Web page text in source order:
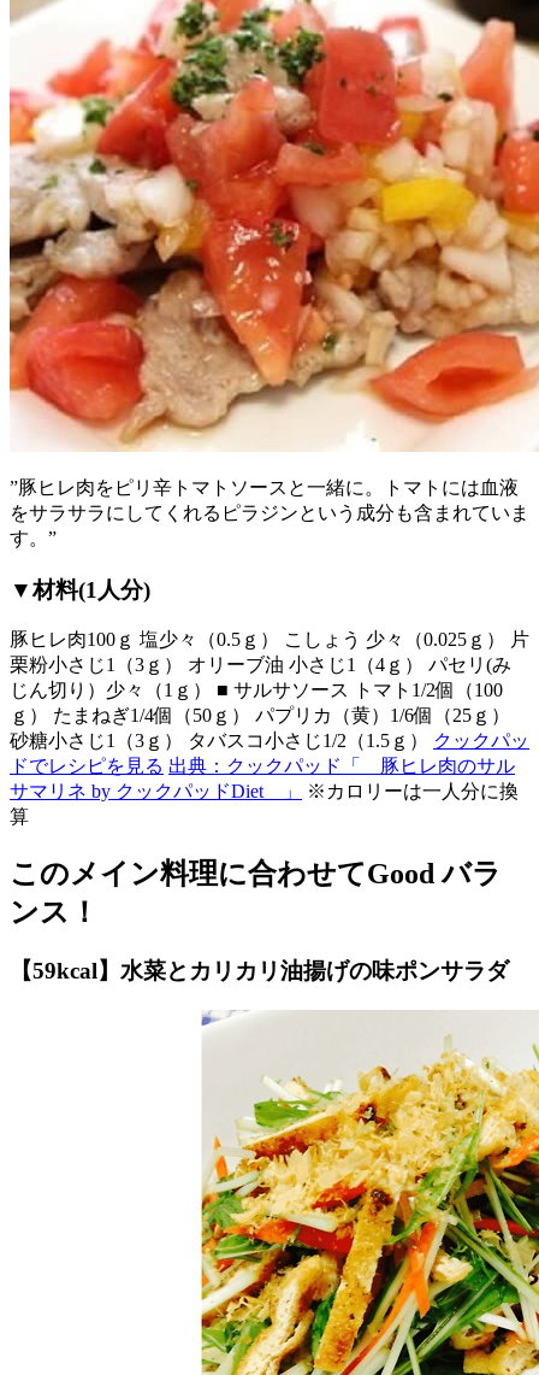
”豚ヒレ肉をピリ辛トマトソースと一緒に。トマトには血液
をサラサラにしてくれるピラジンという成分も含まれていま
す。”
▼材料(1人分)
豚ヒレ肉100ｇ 塩少々（0.5ｇ） こしょう 少々（0.025ｇ） 片
栗粉小さじ1（3ｇ） オリーブ油 小さじ1（4ｇ） パセリ(み
じん切り）少々（1ｇ） ■ サルサソース トマト1/2個（100
ｇ） たまねぎ1/4個（50ｇ） パプリカ（黄）1/6個（25ｇ）
砂糖小さじ1（3ｇ） タバスコ小さじ1/2（1.5ｇ）
クックパッ
ドでレシピを見る 出典：クックパッド「 豚ヒレ肉のサル
サマリネ by クックパッドDiet 」
※カロリーは一人分に換
算
このメイン料理に合わせてGood バラ
ンス！
【59kcal】水菜とカリカリ油揚げの味ポンサラダ